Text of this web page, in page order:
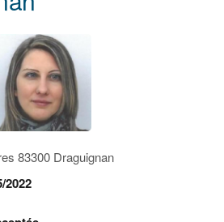
83300 Draguignan
2022